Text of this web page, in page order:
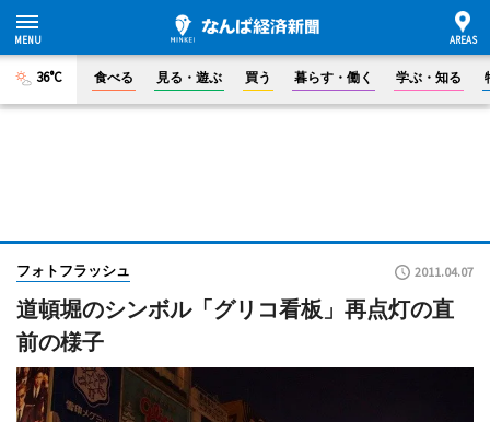
36°C 食べる 見る・遊ぶ 買う 暮らす・働く 学ぶ・知る
フォトフラッシュ 2011.04.07
道頓堀のシンボル「グリコ看板」再点灯の直
前の様子